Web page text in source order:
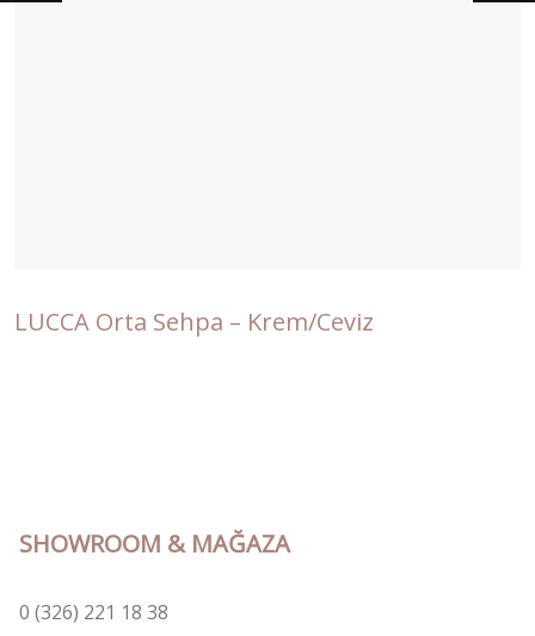
LUCCA Orta Sehpa – Krem/Ceviz
SHOWROOM & MAĞAZA
0 (326) 221 18 38